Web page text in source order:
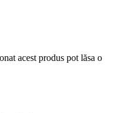
acest produs pot lăsa o